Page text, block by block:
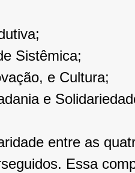
Sistêmica;
e Cultura;
e
entre as
Essa